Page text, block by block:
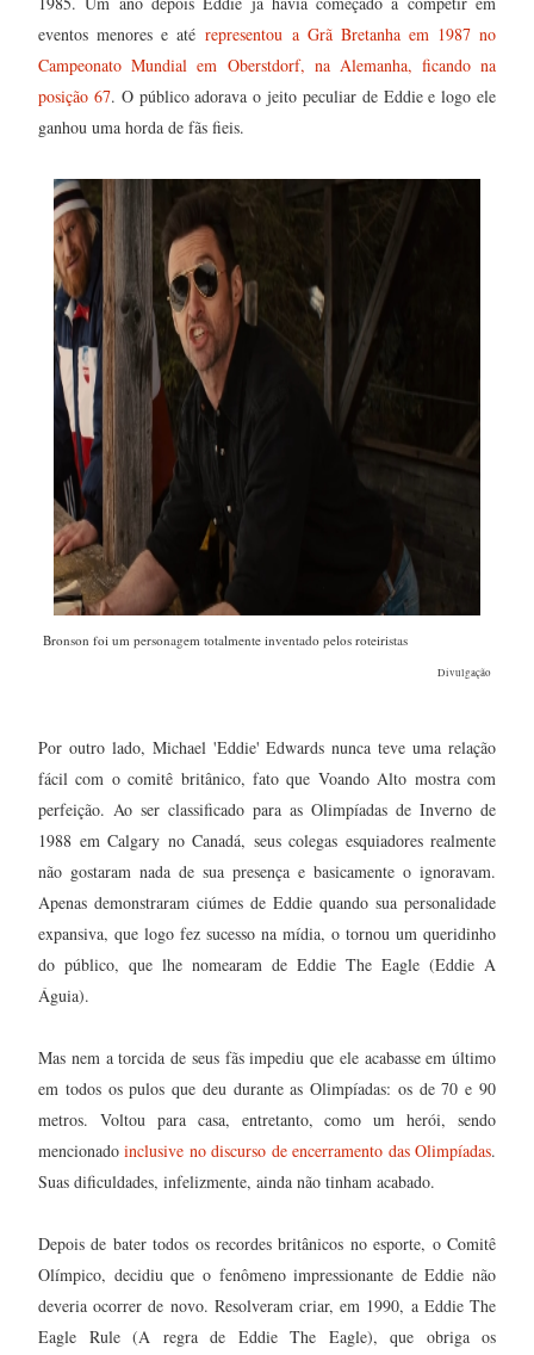
eventos menores e até representou a Grã Bretanha em 1987 no
Campeonato Mundial em Oberstdorf, na Alemanha, ficando na
posição 67. O público adorava o jeito peculiar de Eddie e logo ele
ganhou uma horda de fãs fieis.
Bronson foi um personagem totalmente inventado pelos roteiristas
Divulgação
Por outro lado, Michael 'Eddie' Edwards nunca teve uma relação
fácil com o comitê britânico, fato que Voando Alto mostra com
perfeição. Ao ser classificado para as Olimpíadas de Inverno de
1988 em Calgary no Canadá, seus colegas esquiadores realmente
não gostaram nada de sua presença e basicamente o ignoravam.
Apenas demonstraram ciúmes de Eddie quando sua personalidade
expansiva, que logo fez sucesso na mídia, o tornou um queridinho
do público, que lhe nomearam de Eddie The Eagle (Eddie A
Águia).
Mas nem a torcida de seus fãs impediu que ele acabasse em último
em todos os pulos que deu durante as Olimpíadas: os de 70 e 90
metros. Voltou para casa, entretanto, como um herói, sendo
mencionadoinclusive no discurso de encerramento das Olimpíadas.
Suas dificuldades, infelizmente, ainda não tinham acabado.
Depois de bater todos os recordes britânicos no esporte, o Comitê
Olímpico, decidiu que o fenômeno impressionante de Eddie não
deveria ocorrer de novo. Resolveram criar, em 1990, a Eddie The
Eagle Rule (A regra de Eddie The Eagle), que obriga os